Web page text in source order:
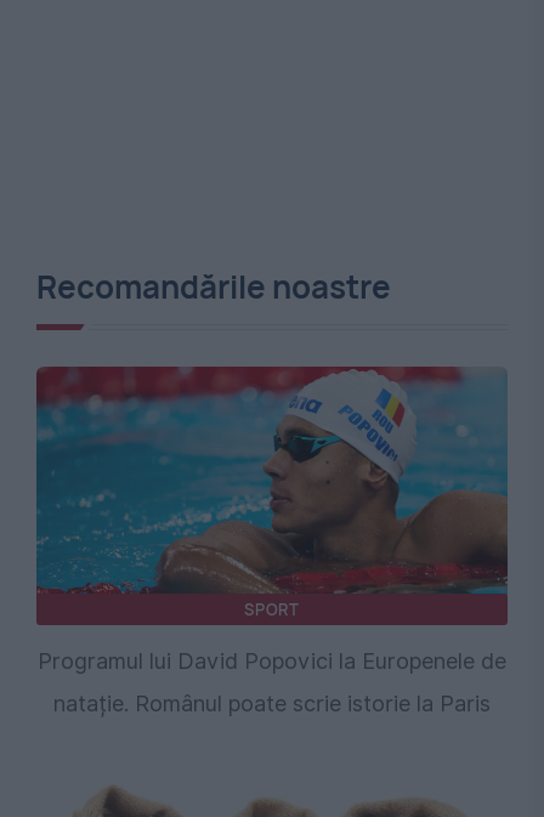
Recomandările noastre
SPORT
Programul lui David Popovici la Europenele de
natație. Românul poate scrie istorie la Paris